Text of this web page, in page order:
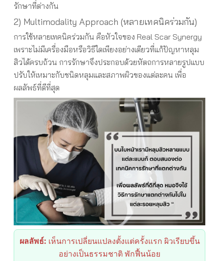
รักษาที่ต่างกัน
2) Multimodality Approach (หลายเทคนิคร่วมกัน)
การใช้หลายเทคนิคร่วมกัน คือหัวใจของ Real Scar Synergy
เพราะไม่มีเครื่องมือหรือวิธีใดเพียงอย่างเดียวที่แก้ปัญหาหลุม
สิวได้ครบถ้วน การรักษาจึงประกอบด้วยหัตถการหลายรูปแบบ
ปรับให้เหมาะกับชนิดหลุมและสภาพผิวของแต่ละคน เพื่อ
ผลลัพธ์ที่ดีที่สุด
ผลลัพธ์: เห็นการเปลี่ยนแปลงตั้งแต่ครั้งแรก ผิวเรียบขึ้น
อย่างเป็นธรรมชาติ พักฟื้นน้อย